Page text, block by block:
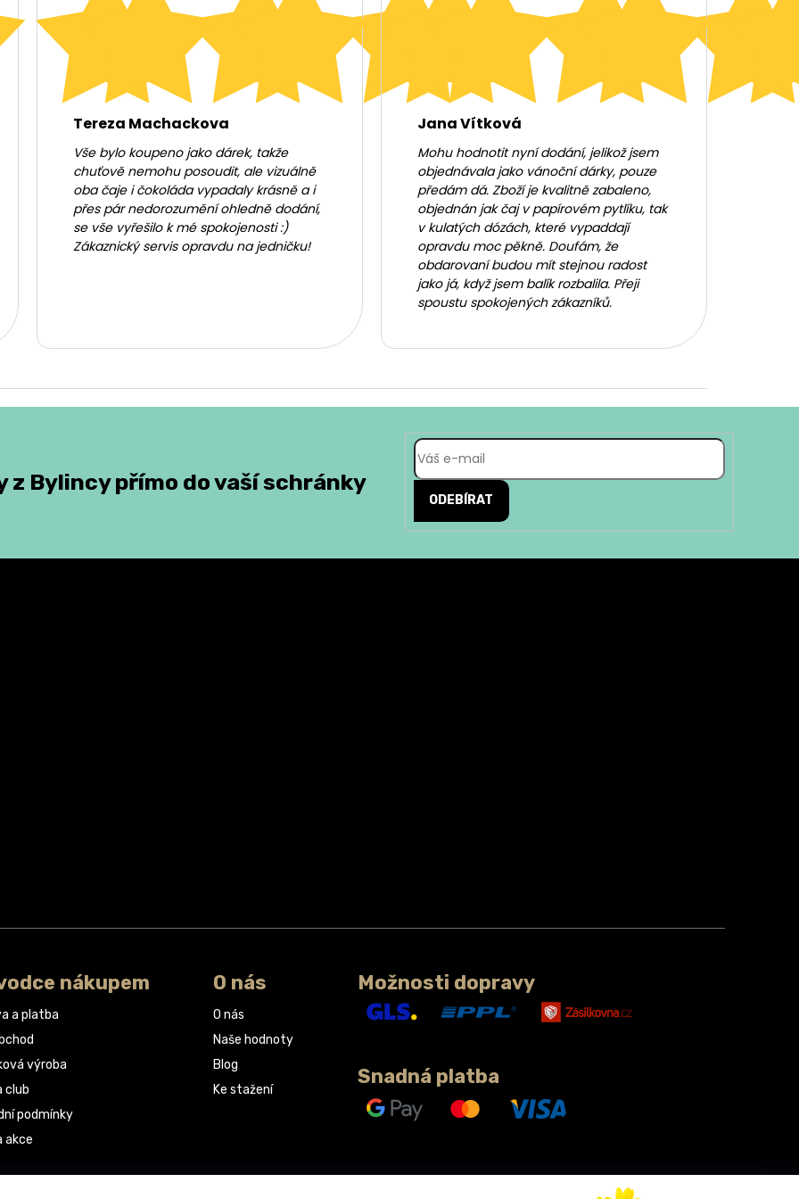
Tereza Machackova
Vše bylo koupeno jako dárek, takže
chuťově nemohu posoudit, ale vizuálně
oba čaje i čokoláda vypadaly krásně a i
přes pár nedorozumění ohledně dodání,
se vše vyřešilo k mé spokojenosti :)
Zákaznický servis opravdu na jedničku!
Jana Vítková
Mohu hodnotit nyní dodání, jelikož jsem
objednávala jako vánoční dárky, pouze
předám dá. Zboží je kvalitně zabaleno,
objednán jak čaj v papírovém pytlíku, tak
v kulatých dózách, které vypaddají
opravdu moc pěkně. Doufám, že
obdarovaní budou mít stejnou radost
jako já, když jsem balík rozbalila. Přeji
spoustu spokojených zákazníků.
z Bylincy přímo do vaší schránky
ODEBÍRAT
nákupem
a platba
výroba
club
podmínky
akce
O nás
O nás
Naše hodnoty
Blog
Ke stažení
Možnosti dopravy
Snadná platba